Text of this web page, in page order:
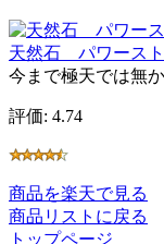
天然石 パワースト
今まで極天では無
評価: 4.74
商品を楽天で見る
商品リストに戻る
トップページ